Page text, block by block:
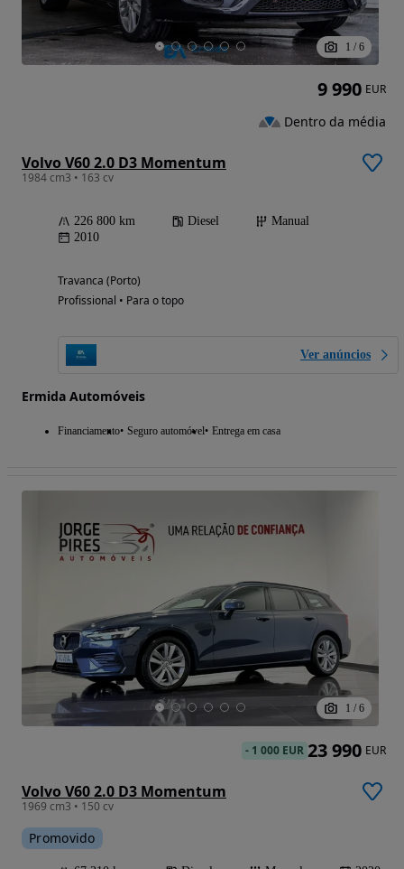
1 / 6
Volvo V60 2.0 D3 Momentum
1984 cm3 • 163 cv
226 800 km Diesel
Manual
2010
Travanca (Porto)
Profissional • Para o topo
Ver anúncios
Ermida Automóveis
Financiamento Seguro automóvel Entrega em casa
9 990 EUR
Dentro da média
1 / 6
Volvo V60 2.0 D3 Momentum
1969 cm3 • 150 cv
Promovido
- 1 000 EUR 23 990 EUR